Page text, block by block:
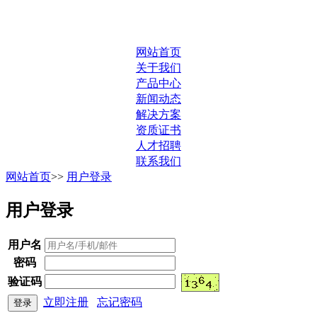
网站首页
关于我们
产品中心
新闻动态
解决方案
资质证书
人才招聘
联系我们
网站首页>> 用户登录
用户登录
用户名
密码
验证码
立即注册
忘记密码